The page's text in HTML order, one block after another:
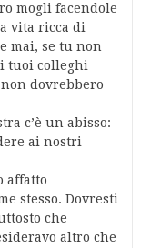
mogli facendole
vita ricca di
mai, se tu non
tuoi colleghi
dovrebbero
c’è un abisso:
ai nostri
affatto
stesso. Dovresti
che
altro che